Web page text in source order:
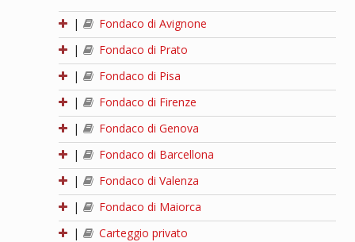
|
Fondaco di Avignone
|
Fondaco di Prato
|
Fondaco di Pisa
|
Fondaco di Firenze
|
Fondaco di Genova
|
Fondaco di Barcellona
|
Fondaco di Valenza
|
Fondaco di Maiorca
|
Carteggio privato